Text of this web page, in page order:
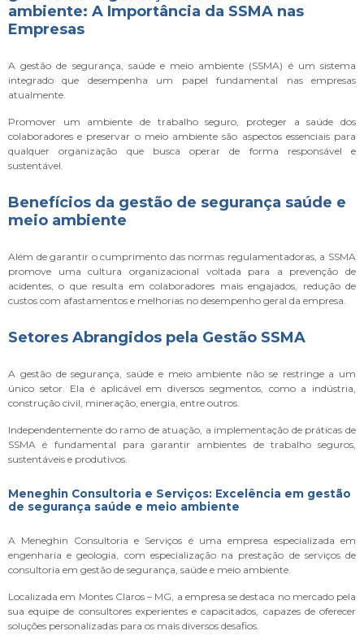
ambiente: A Importância da SSMA nas
Empresas
A gestão de segurança, saúde e meio ambiente (SSMA) é um sistema
integrado que desempenha um papel fundamental nas empresas
atualmente.
Promover um ambiente de trabalho seguro, proteger a saúde dos
colaboradores e preservar o meio ambiente são aspectos essenciais para
qualquer organização que busca operar de forma responsável e
sustentável.
Benefícios da gestão de segurança saúde e
meio ambiente
Além de garantir o cumprimento das normas regulamentadoras, a SSMA
promove uma cultura organizacional voltada para a prevenção de
acidentes, o que resulta em colaboradores mais engajados, redução de
custos com afastamentos e melhorias no desempenho geral da empresa.
Setores Abrangidos pela Gestão SSMA
A gestão de segurança, saúde e meio ambiente não se restringe a um
único setor. Ela é aplicável em diversos segmentos, como a indústria,
construção civil, mineração, energia, entre outros.
Independentemente do ramo de atuação, a implementação de práticas de
SSMA é fundamental para garantir ambientes de trabalho seguros,
sustentáveis e produtivos.
Meneghin Consultoria e Serviços: Excelência em gestão
de segurança saúde e meio ambiente
A Meneghin Consultoria e Serviços é uma empresa especializada em
engenharia e geologia, com especialização na prestação de serviços de
consultoria em gestão de segurança, saúde e meio ambiente.
Localizada em Montes Claros – MG, a empresa se destaca no mercado pela
sua equipe de consultores experientes e capacitados, capazes de oferecer
soluções personalizadas para os mais diversos desafios.